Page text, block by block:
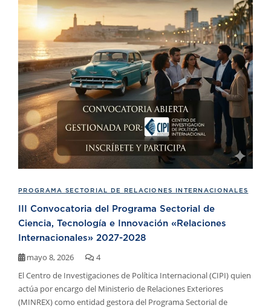
PROGRAMA SECTORIAL DE RELACIONES INTERNACIONALES
III Convocatoria del Programa Sectorial de
Ciencia, Tecnología e Innovación «Relaciones
Internacionales» 2027-2028
mayo 8, 2026
4
El Centro de Investigaciones de Política Internacional (CIPI) quien
actúa por encargo del Ministerio de Relaciones Exteriores
(MINREX) como entidad gestora del Programa Sectorial de